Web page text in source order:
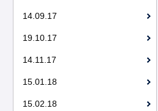
14.09.17
19.10.17
14.11.17
15.01.18
15.02.18